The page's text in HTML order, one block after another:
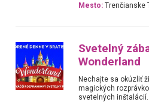
Mesto: Trenčianske
Svetelný
Wonderland
Nechajte sa okúzliť
magických
svetelných inštalácií.